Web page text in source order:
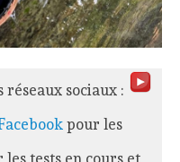
réseaux sociaux :
pour les
les tests en cours et